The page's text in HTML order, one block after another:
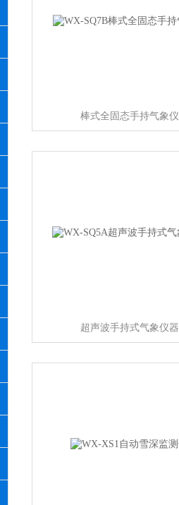
棒式全固态手持气象仪
超声波手持式气象仪器